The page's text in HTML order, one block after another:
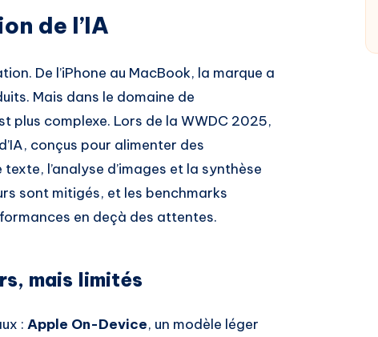
de l’IA
De l’iPhone au MacBook, la marque a
Mais dans le domaine de
plus complexe. Lors de la WWDC 2025,
conçus pour alimenter des
l’analyse d’images et la synthèse
sont mitigés, et les benchmarks
en deçà des attentes.
mais limités
: Apple On-Device, un modèle léger